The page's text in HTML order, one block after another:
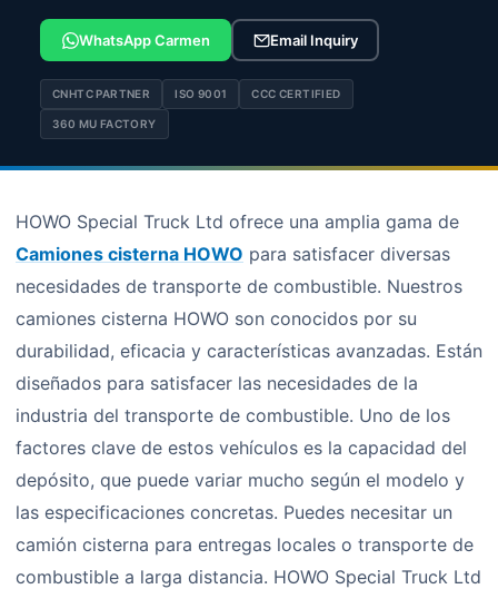
WhatsApp Carmen Email Inquiry
CNHTC PARTNER ISO 9001 CCC CERTIFIED
360 MU FACTORY
HOWO Special Truck Ltd ofrece una amplia gama de
Camiones cisterna HOWO para satisfacer diversas
necesidades de transporte de combustible. Nuestros
camiones cisterna HOWO son conocidos por su
durabilidad, eficacia y características avanzadas. Están
diseñados para satisfacer las necesidades de la
industria del transporte de combustible. Uno de los
factores clave de estos vehículos es la capacidad del
depósito, que puede variar mucho según el modelo y
las especificaciones concretas. Puedes necesitar un
camión cisterna para entregas locales o transporte de
combustible a larga distancia. HOWO Special Truck Ltd